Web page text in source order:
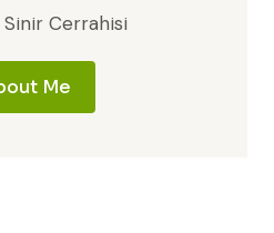
Cerrahisi
Me